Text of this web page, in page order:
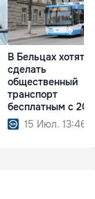
В Бельцах хотят
сделать
общественный
транспорт
бесплатным с
года15 Июл. 13:46